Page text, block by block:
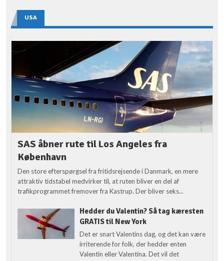
USA
SAS åbner rute til Los Angeles fra
København
Den store efterspørgsel fra fritidsrejsende i Danmark, en mere
attraktiv tidstabel medvirker til, at ruten bliver en del af
trafikprogrammet fremover fra Kastrup. Der bliver seks...
Hedder du Valentin? Så tag kæresten
GRATIS til New York
Det er snart Valentins dag, og det kan være
irriterende for folk, der hedder enten
Valentin eller Valentina. Det vil det